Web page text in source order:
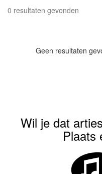
0 resultaten gevonden
Geen resultaten
Wil je dat
Plaats